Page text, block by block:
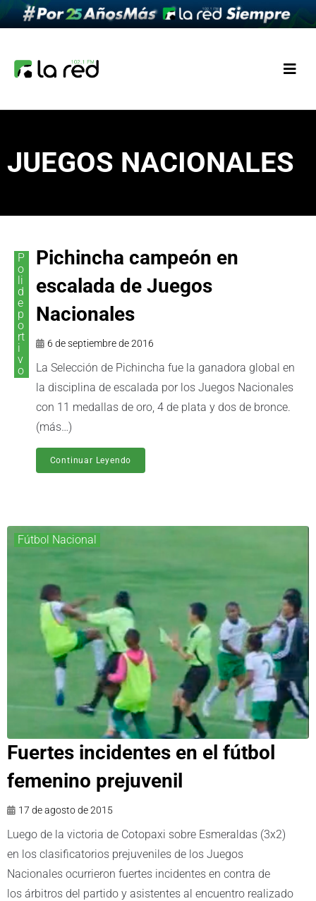
JUEGOS NACIONALES
P
o
li
d
e
p
o
rt
i
v
o
Pichincha campeón en
escalada de Juegos
Nacionales
6 de septiembre de 2016
La Selección de Pichincha fue la ganadora global en
la disciplina de escalada por los Juegos Nacionales
con 11 medallas de oro, 4 de plata y dos de bronce.
(más…)
Continuar Leyendo
Fútbol Nacional
Fuertes incidentes en el fútbol
femenino prejuvenil
17 de agosto de 2015
Luego de la victoria de Cotopaxi sobre Esmeraldas (3x2)
en los clasificatorios prejuveniles de los Juegos
Nacionales ocurrieron fuertes incidentes en contra de
los árbitros del partido y asistentes al encuentro realizado